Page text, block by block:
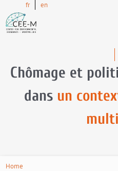
fr en
Chômage et
dans un
Home